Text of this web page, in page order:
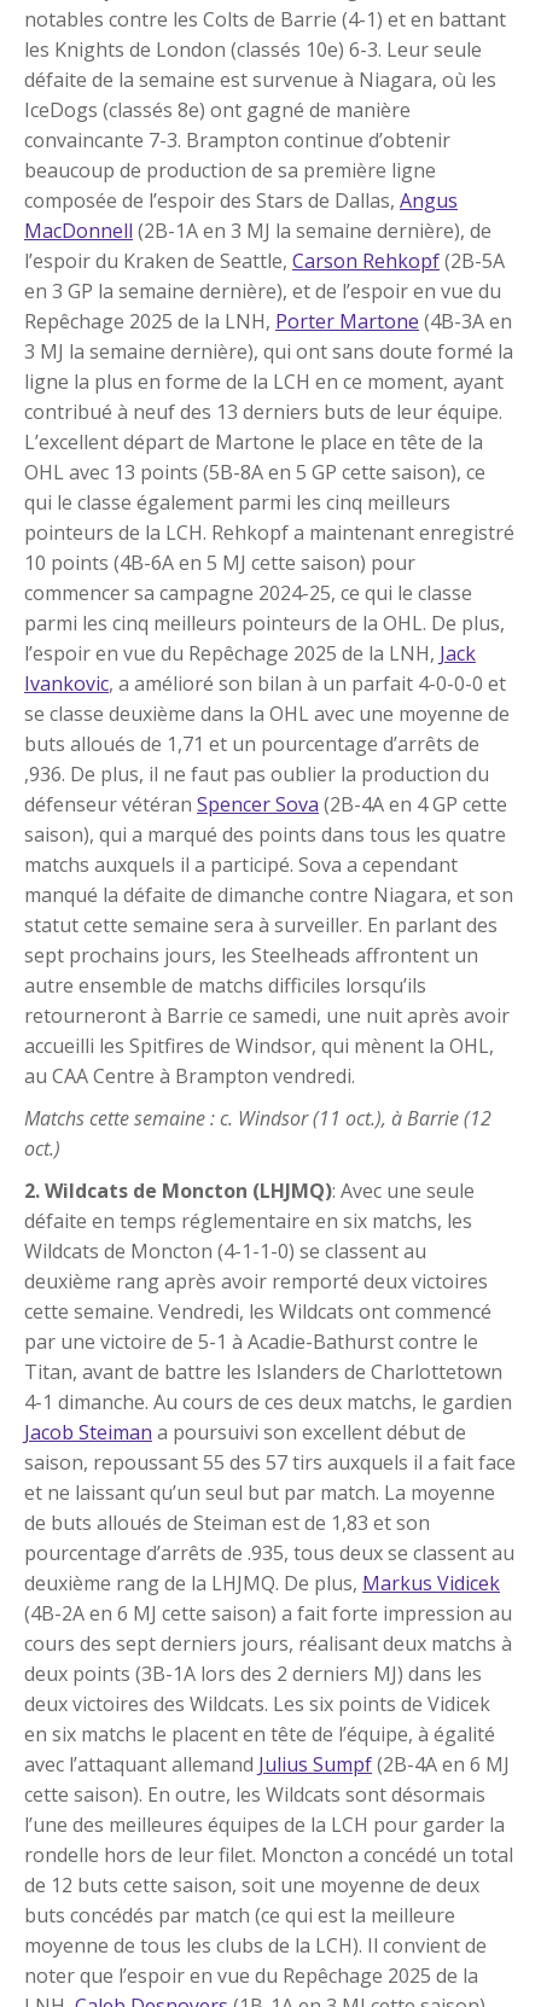
notables contre les Colts de Barrie (4-1) et en battant
les Knights de London (classés 10e) 6-3. Leur seule
défaite de la semaine est survenue à Niagara, où les
IceDogs (classés 8e) ont gagné de manière
convaincante 7-3. Brampton continue d’obtenir
beaucoup de production de sa première ligne
composée de l’espoir des Stars de Dallas, Angus
MacDonnell (2B-1A en 3 MJ la semaine dernière), de
l’espoir du Kraken de Seattle, Carson Rehkopf(2B-5A
en 3 GP la semaine dernière), et de l’espoir en vue du
Repêchage 2025 de la LNH, Porter Martone (4B-3A en
3 MJ la semaine dernière), qui ont sans doute formé la
ligne la plus en forme de la LCH en ce moment, ayant
contribué à neuf des 13 derniers buts de leur équipe.
L’excellent départ de Martone le place en tête de la
OHL avec 13 points (5B-8A en 5 GP cette saison), ce
qui le classe également parmi les cinq meilleurs
pointeurs de la LCH. Rehkopf a maintenant enregistré
10 points (4B-6A en 5 MJ cette saison) pour
commencer sa campagne 2024-25, ce qui le classe
parmi les cinq meilleurs pointeurs de la OHL. De plus,
l’espoir en vue du Repêchage 2025 de la LNH, Jack
Ivankovic, a amélioré son bilan à un parfait 4-0-0-0 et
se classe deuxième dans la OHL avec une moyenne de
buts alloués de 1,71 et un pourcentage d’arrêts de
,936. De plus, il ne faut pas oublier la production du
défenseur vétéran Spencer Sova (2B-4A en 4 GP cette
saison), qui a marqué des points dans tous les quatre
matchs auxquels il a participé. Sova a cependant
manqué la défaite de dimanche contre Niagara, et son
statut cette semaine sera à surveiller. En parlant des
sept prochains jours, les Steelheads affrontent un
autre ensemble de matchs difficiles lorsqu’ils
retourneront à Barrie ce samedi, une nuit après avoir
accueilli les Spitfires de Windsor, qui mènent la OHL,
au CAA Centre à Brampton vendredi.
Matchs cette semaine : c. Windsor (11 oct.), à Barrie (12
oct.)
2. Wildcats de Moncton (LHJMQ): Avec une seule
défaite en temps réglementaire en six matchs, les
Wildcats de Moncton (4-1-1-0) se classent au
deuxième rang après avoir remporté deux victoires
cette semaine. Vendredi, les Wildcats ont commencé
par une victoire de 5-1 à Acadie-Bathurst contre le
Titan, avant de battre les Islanders de Charlottetown
4-1 dimanche. Au cours de ces deux matchs, le gardien
Jacob Steiman a poursuivi son excellent début de
saison, repoussant 55 des 57 tirs auxquels il a fait face
et ne laissant qu’un seul but par match. La moyenne
de buts alloués de Steiman est de 1,83 et son
pourcentage d’arrêts de .935, tous deux se classent au
deuxième rang de la LHJMQ. De plus, Markus Vidicek
(4B-2A en 6 MJ cette saison) a fait forte impression au
cours des sept derniers jours, réalisant deux matchs à
deux points (3B-1A lors des 2 derniers MJ) dans les
deux victoires des Wildcats. Les six points de Vidicek
en six matchs le placent en tête de l’équipe, à égalité
avec l’attaquant allemand Julius Sumpf(2B-4A en 6 MJ
cette saison). En outre, les Wildcats sont désormais
l’une des meilleures équipes de la LCH pour garder la
rondelle hors de leur filet. Moncton a concédé un total
de 12 buts cette saison, soit une moyenne de deux
buts concédés par match (ce qui est la meilleure
moyenne de tous les clubs de la LCH). Il convient de
noter que l’espoir en vue du Repêchage 2025 de la